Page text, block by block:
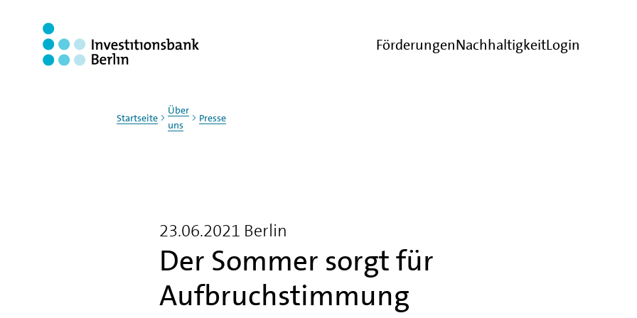
FörderungenNachhaltigkeitLogin
Startseite
Über
uns
Presse
Der Sommer sorgt für
Aufbruchstimmung
23.06.2021 Berlin